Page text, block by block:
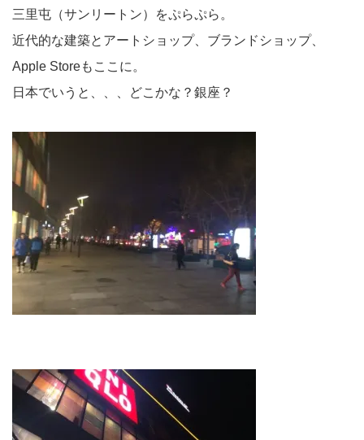
三里屯（サンリートン）をぷらぷら。
近代的な建築とアートショップ、ブランドショップ、
Apple Storeもここに。
日本でいうと、、、どこかな？銀座？